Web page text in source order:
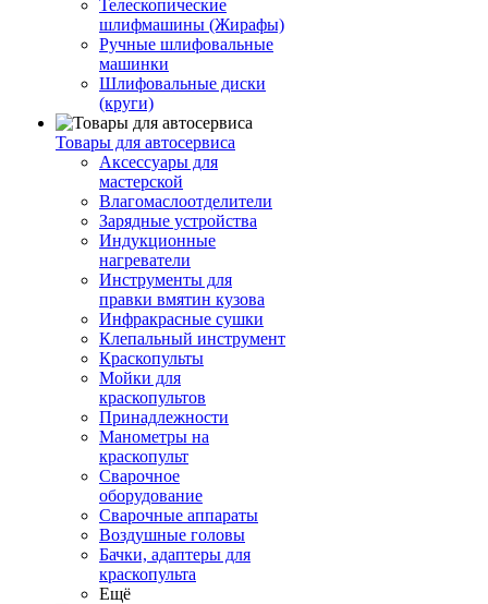
Телескопические
шлифмашины (Жирафы)
Ручные шлифовальные
машинки
Шлифовальные диски
(круги)
Товары для автосервиса
Аксессуары для
мастерской
Влагомаслоотделители
Зарядные устройства
Индукционные
нагреватели
Инструменты для
правки вмятин кузова
Инфракрасные сушки
Клепальный инструмент
Краскопульты
Мойки для
краскопультов
Принадлежности
Манометры на
краскопульт
Сварочное
оборудование
Сварочные аппараты
Воздушные головы
Бачки, адаптеры для
краскопульта
Ещё